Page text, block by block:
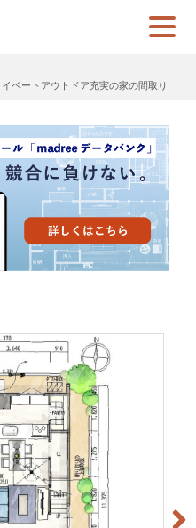
ベートアウトドア充実の家の間取り